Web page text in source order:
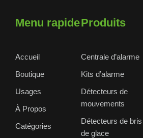
Menu rapide
Accueil
Boutique
Usages
À Propos
Catégories
Produits
Centrale d’alarme
Kits d’alarme
Détecteurs de
mouvements
Détecteurs de bris
de glace